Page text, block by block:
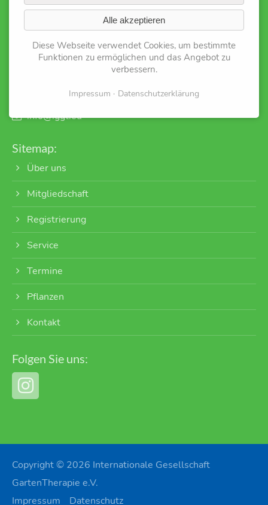
Nehmen Sie Kontakt auf:
Internationale Gesellschaft GartenTherapie e.V.
Postfach 11 12
+49 1515 0794458
info@iggt.eu
Sitemap:
Über uns
Mitgliedschaft
Registrierung
Service
Termine
Pflanzen
Kontakt
Folgen Sie uns:
Copyright © 2026 Internationale Gesellschaft
GartenTherapie e.V.
Impressum
Datenschutz
Alle akzeptieren
Diese Webseite verwendet Cookies, um bestimmte
Funktionen zu ermöglichen und das Angebot zu
verbessern.
Impressum Datenschutzerklärung